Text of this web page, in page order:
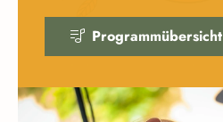
Programmübersicht